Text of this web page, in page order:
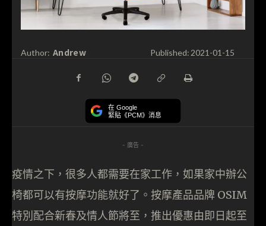
Author: Andrew Published:2021-01-15
在 Google
緊貼《PCM》消息
- 廣告 -
疫情之下，很多人都需要在家工作，如果家中辦公
椅都可以有按摩功能就好了。按摩產品品牌 OSIM
特別配合新春及情人節將至，推出優惠由即日起至